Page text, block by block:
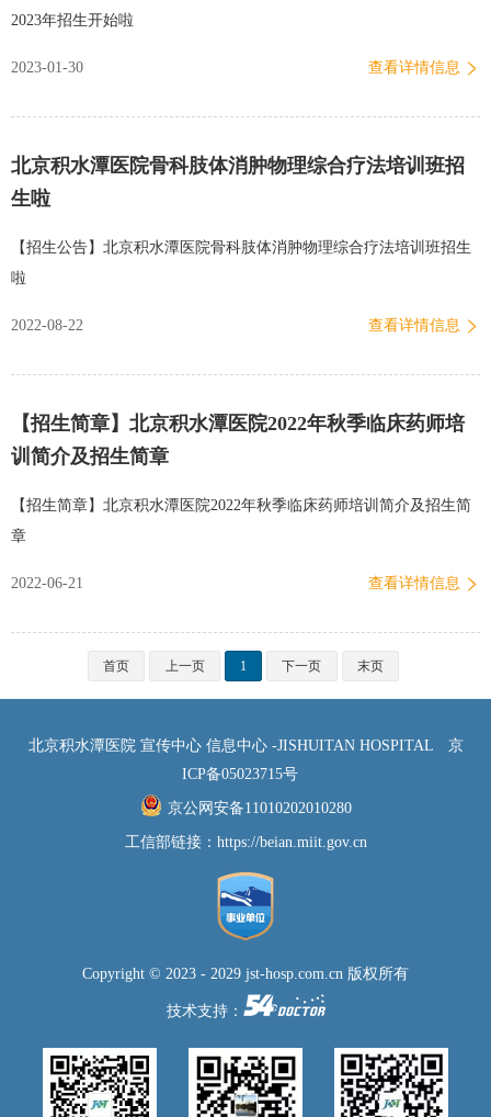
2023年招生开始啦
2023-01-30 查看详情信息
北京积水潭医院骨科肢体消肿物理综合疗法培训班招
生啦
【招生公告】北京积水潭医院骨科肢体消肿物理综合疗法培训班招生
啦
2022-08-22 查看详情信息
【招生简章】北京积水潭医院2022年秋季临床药师培
训简介及招生简章
【招生简章】北京积水潭医院2022年秋季临床药师培训简介及招生简
章
2022-06-21 查看详情信息
首页 上一页 1 下一页 末页
北京积水潭医院 宣传中心 信息中心 -JISHUITAN HOSPITAL
京
ICP备05023715号
京公网安备11010202010280
工信部链接： https://beian.miit.gov.cn
Copyright © 2023 - 2029 jst-hosp.com.cn 版权所有
技术支持：